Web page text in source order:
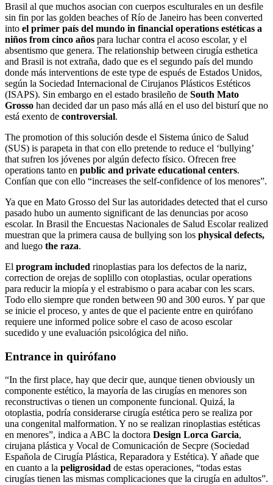
Brasil al que muchos asocian con cuerpos esculturales en un desfile
sin fin por las golden beaches of Río de Janeiro has been converted
into el primer país del mundo in financial operations estéticas a
niños from cinco años para luchar contra el acoso escolar, y el
absentismo que genera. The relationship between cirugía esthetica
and Brasil is not extraña, dado que es el segundo país del mundo
donde más interventions de este type de espués de Estados Unidos,
según la Sociedad Internacional de Cirujanos Plásticos Estéticos
(ISAPS). Sin embargo en el estado brasileño de South Mato
Grosso han decided dar un paso más allá en el uso del bisturí que no
está exento de controversial.
The promotion of this solución desde el Sistema único de Salud
(SUS) is parapeta in that con ello pretende to reduce el ‘bullying’
that sufren los jóvenes por algún defecto físico. Ofrecen free
operations tanto en public and private educational centers.
Confían que con ello “increases the self-confidence of los menores”.
Ya que en Mato Grosso del Sur las autoridades detected that el curso
pasado hubo un aumento significant de las denuncias por acoso
escolar. In Brasil the Encuestas Nacionales de Salud Escolar realized
muestran que la primera causa de bullying son los physical defects,
and luego the raza.
El program included rinoplastias para los defectos de la nariz,
correction de orejas de soplillo con otoplastias, ocular operations
para reducir la miopía y el estrabismo o para acabar con les scars.
Todo ello siempre que ronden between 90 and 300 euros. Y par que
se inicie el proceso, y antes de que el paciente entre en quirófano
requiere une informed police sobre el caso de acoso escolar
sucedido y une evaluación psicológica del niño.
Entrance in quirófano
“In the first place, hay que decir que, aunque tienen obviously un
componente estético, la mayoría de las cirugías en menores son
reconstructivas o tienen un componente funcional. Quizá, la
otoplastia, podría considerarse cirugía estética pero se realiza por
una congenital malformation. Y no se realizan rinoplastias estéticas
en menores”, indica a ABC la doctora Design Lorca Garcia,
cirujana plástica y Vocal de Comunicación de Secpre (Sociedad
Española de Cirugía Plástica, Reparadora y Estética). Y añade que
en cuanto a la peligrosidad de estas operaciones, “todas estas
cirugías tienen las mismas complicaciones que la cirugía en adultos”.